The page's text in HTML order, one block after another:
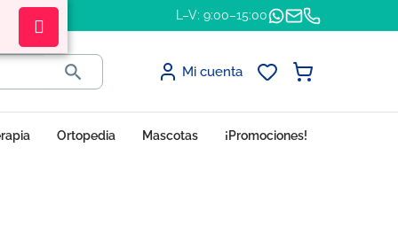
L–V: 9:00–15:00
 Mi cuenta
Ortopedia Mascotas ¡Promociones!